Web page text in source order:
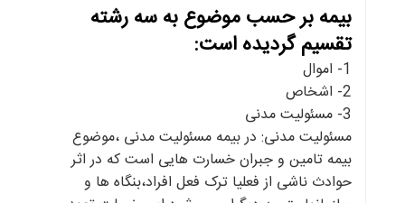
بیمه بر حسب موضوع به سه رشته
تقسیم گردیده است:
1- اموال
2- اشخاص
3- مسئولیت مدنی
مسئولیت مدنی: در بیمه مسئولیت مدنی ،موضوع
بیمه تامین و جبران خسارت هایی است که در اثر
حوادث ناشی از فعلیا ترک فعل افراد،بنگاه ها و